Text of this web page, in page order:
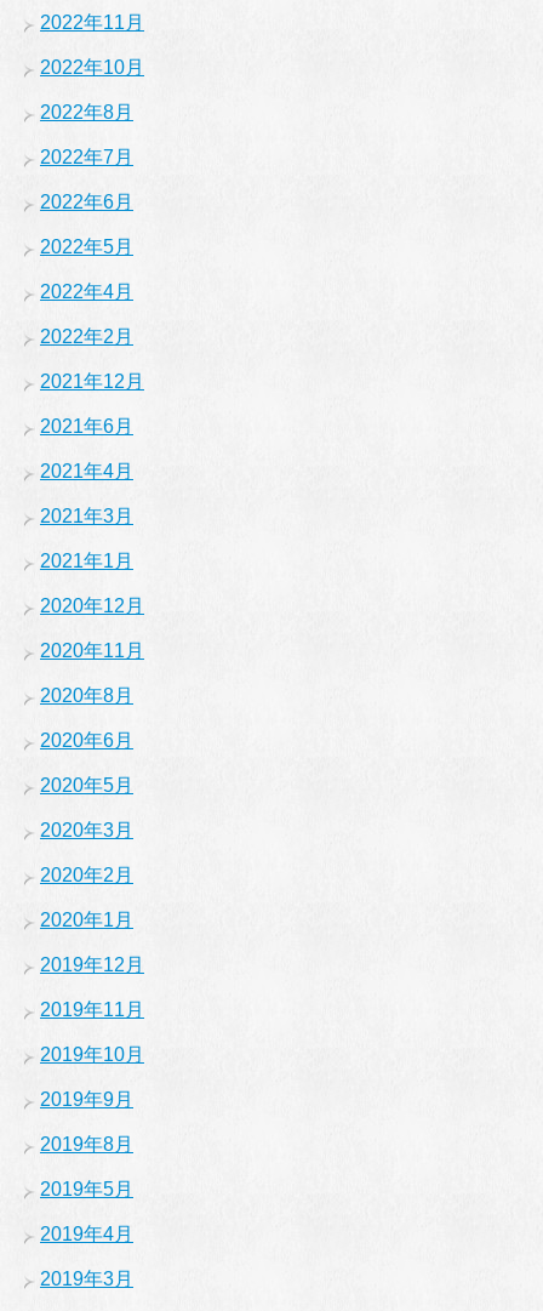
2022年11月
2022年10月
2022年8月
2022年7月
2022年6月
2022年5月
2022年4月
2022年2月
2021年12月
2021年6月
2021年4月
2021年3月
2021年1月
2020年12月
2020年11月
2020年8月
2020年6月
2020年5月
2020年3月
2020年2月
2020年1月
2019年12月
2019年11月
2019年10月
2019年9月
2019年8月
2019年5月
2019年4月
2019年3月